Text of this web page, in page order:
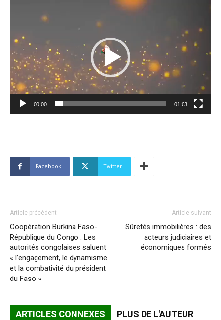
Lecteur
00:00 01:03
Facebook Twitter
Article précédent
Coopération Burkina Faso-
République du Congo : Les
autorités congolaises saluent
« l’engagement, le dynamisme
et la combativité du président
du Faso »
Article suivant
Sûretés immobilières : des
acteurs judiciaires et
économiques formés
ARTICLES CONNEXES PLUS DE L'AUTEUR